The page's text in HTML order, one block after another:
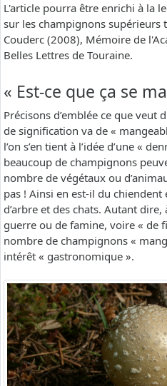
L'article pourra être enrichi à la
sur les champignons supérieurs
Couderc (2008), Mémoire de
Belles Lettres de Touraine.
« Est-ce que ça se
Précisons d’emblée ce que veut
de signification va de «
l’on s’en tient à l’idée d’une «
beaucoup de champignons
nombre de végétaux ou
pas ! Ainsi en est-il du chiendent
d’arbre et des chats. Autant
guerre ou de famine, voire « de
nombre de champignons «
intérêt « gastronomique ».